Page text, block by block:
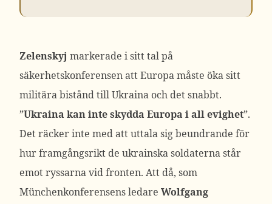
Zelenskyj markerade i sitt tal på
säkerhetskonferensen att Europa måste öka sitt
militära bistånd till Ukraina och det snabbt.
”Ukraina kan inte skydda Europa i all evighet”.
Det räcker inte med att uttala sig beundrande för
hur framgångsrikt de ukrainska soldaterna står
emot ryssarna vid fronten. Att då, som
Münchenkonferensens ledare Wolfgang